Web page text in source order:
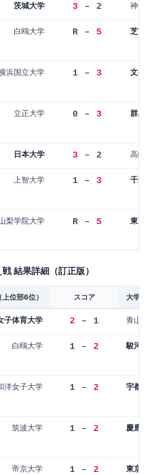
茨城大学 3 – 2 神奈川
白鴎大学 R – 5 芝浦工
浜国立大学 1 – 3 文教大
立正大学 0 – 3 群馬大
日本大学 3 – 2 高崎経
上智大学 1 – 3 千葉工
梨学院大学 R – 5 東京電
結果詳細（訂正版）
位部6位） スコア 大学名（
子体育大学 2 – 1 青山学
白鴎大学 1 – 2 駿河台
洋女子大学 1 – 2 宇都宮
筑波大学 1 – 2 慶應義
帝京大学 1 – 2 東京家